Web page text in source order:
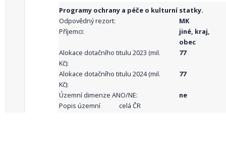
Programy ochrany a péče o kulturní statky.
Odpovědný rezort:
MK
Příjemci:
jiné, kraj,
obec
Alokace dotačního titulu 2023 (mil.
Kč):
77
Alokace dotačního titulu 2024 (mil.
Kč):
77
Územní dimenze ANO/NE:
ne
Popis územní
celá ČR